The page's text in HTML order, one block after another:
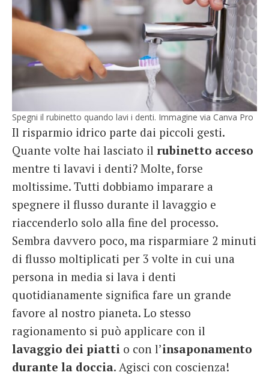
Spegni il rubinetto quando lavi i denti. Immagine via Canva Pro
Il risparmio idrico parte dai piccoli gesti.
Quante volte hai lasciato il rubinetto acceso
mentre ti lavavi i denti? Molte, forse
moltissime. Tutti dobbiamo imparare a
spegnere il flusso durante il lavaggio e
riaccenderlo solo alla fine del processo.
Sembra davvero poco, ma risparmiare 2 minuti
di flusso moltiplicati per 3 volte in cui una
persona in media si lava i denti
quotidianamente significa fare un grande
favore al nostro pianeta. Lo stesso
ragionamento si può applicare con il
lavaggio dei piatti o con l’insaponamento
durante la doccia. Agisci con coscienza!